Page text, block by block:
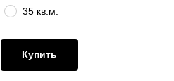
35 кв.м.
Купить